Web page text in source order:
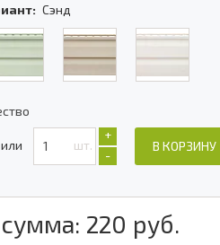
Сэнд
шт.
+
-
В КОРЗИНУ
220 руб.